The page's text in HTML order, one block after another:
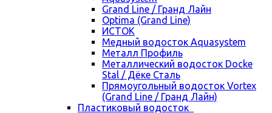
Grand Line / Гранд Лайн
Optima (Grand Line)
ИСТОК
Медный водосток Aquasystem
Металл Профиль
Металлический водосток Docke
Stal / Дёке Сталь
Прямоугольный водосток Vortex
(Grand Line / Гранд Лайн)
Пластиковый водосток